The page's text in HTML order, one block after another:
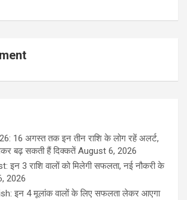
16 अगस्त तक इन तीन राशि के लोग रहें अलर्ट,
बढ़ सकती हैं दिक्कतें August 6, 2026
इन 3 राशि वालों को मिलेगी सफलता, नई नौकरी के
2026
इन 4 मूलांक वालों के लिए सफलता लेकर आएगा